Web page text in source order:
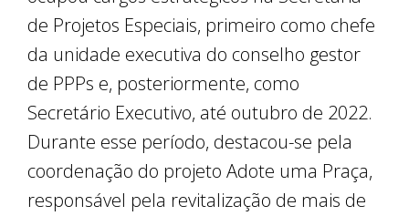
de Projetos Especiais, primeiro como chefe
da unidade executiva do conselho gestor
de PPPs e, posteriormente, como
Secretário Executivo, até outubro de 2022.
Durante esse período, destacou-se pela
coordenação do projeto Adote uma Praça,
responsável pela revitalização de mais de